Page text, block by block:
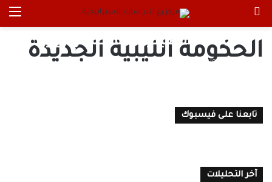
الحكومة الليبية الجديدة
ملفات ثقيلة: ما هو مستقبل
السلطة التنفيذية الجديدة في ليبيا؟
عدنان موسى 0
تابعنا على فيسبوك
آخر التحليلات